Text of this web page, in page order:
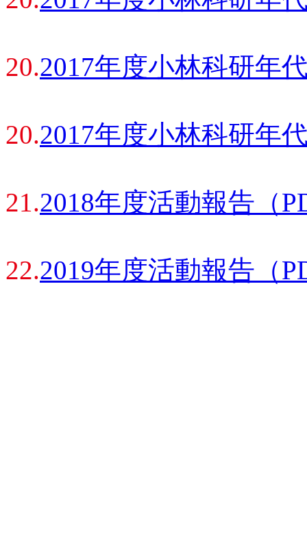
20.2017年度小林科研年
20.2017年度小林科研年
21.2018年度活動報告（
22.2019年度活動報告（